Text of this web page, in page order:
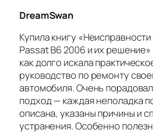
DreamSwan
Купила книгу
Passat B6 2006 и их решение»
как долго искала
руководство по ремонту
автомобиля. Очень
подход — каждая неполадка
описана, указаны причины и
устранения. Особенно